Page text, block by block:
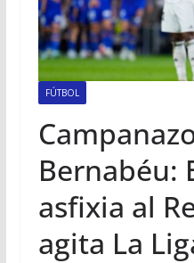
FÚTBOL
Bernabéu:
asfixia al
agita La